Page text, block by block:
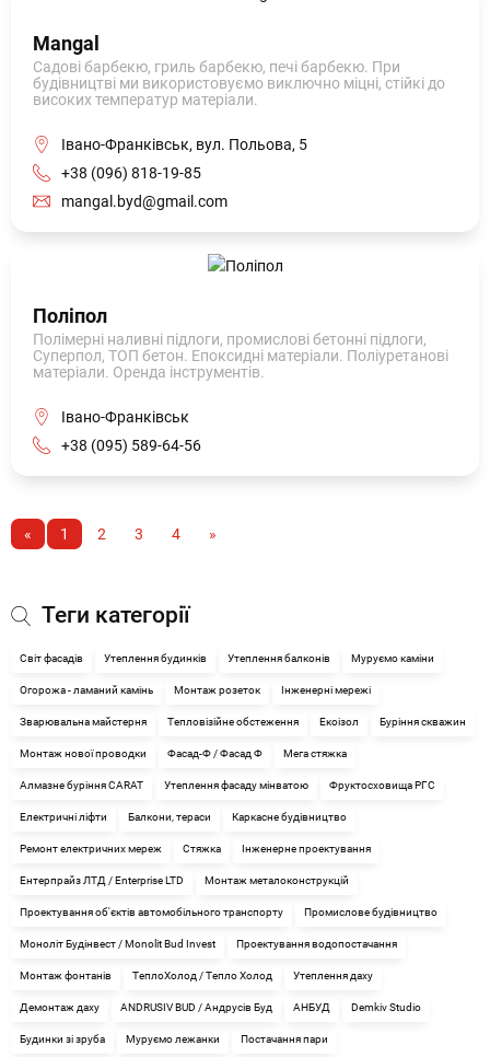
Mangal
Садові барбекю, гриль барбекю, печі барбекю. При
будівництві ми використовуємо виключно міцні, стійкі до
високих температур матеріали.
Івано-Франківськ, вул. Польова, 5
+38 (096) 818-19-85
mangal.byd@gmail.com
Поліпол
Полімерні наливні підлоги, промислові бетонні підлоги,
Суперпол, ТОП бетон. Епоксидні матеріали. Поліуретанові
матеріали. Оренда інструментів.
Івано-Франківськ
+38 (095) 589-64-56
« 1 2 3 4 »
Теги категорії
Світ фасадів Утеплення будинків Утеплення балконів Муруємо каміни
Огорожа - ламаний камінь Монтаж розеток Інженерні мережі
Зварювальна майстерня Тепловізійне обстеження Екоізол Буріння скважин
Монтаж нової проводки Фасад-Ф / Фасад Ф Мега стяжка
Алмазне буріння CARAT Утеплення фасаду мінватою Фруктосховища РГС
Електричні ліфти Балкони, тераси Каркасне будівництво
Ремонт електричних мереж Стяжка Інженерне проектування
Ентерпрайз ЛТД / Enterprise LTD Монтаж металоконструкцій
Проектування об'єктів автомобільного транспорту Промислове будівництво
Моноліт Будінвест / Monolit Bud Invest Проектування водопостачання
Монтаж фонтанів ТеплоХолод / Тепло Холод Утеплення даху
Демонтаж даху ANDRUSIV BUD / Андрусів Буд АНБУД Demkiv Studio
Будинки зі зруба Муруємо лежанки Постачання пари